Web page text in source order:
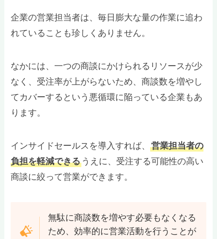
企業の営業担当者は、毎日膨大な量の作業に追わ
れていることも珍しくありません。
なかには、一つの商談にかけられるリソースが少
なく、受注率が上がらないため、商談数を増やし
てカバーするという悪循環に陥っている企業もあ
ります。
インサイドセールスを導入すれば、営業担当者の
負担を軽減できる うえに、受注する可能性の高い
商談に絞って営業ができます。
無駄に商談数を増やす必要もなくなる
ため、効率的に営業活動を行うことが